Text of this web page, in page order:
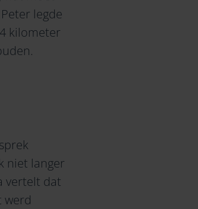
legde
kilometer
niet langer
vertelt dat
werd